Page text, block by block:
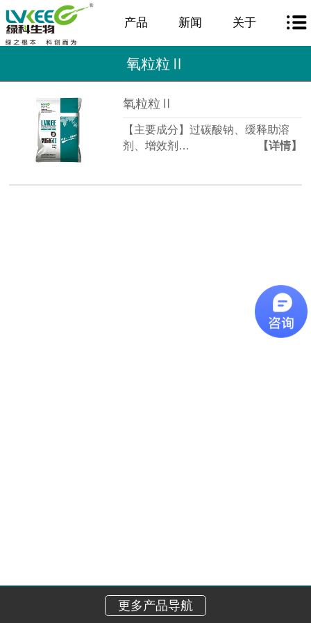
产品 新闻 关于
氧粒粒Ⅱ
氧粒粒Ⅱ
【主要成分】过碳酸钠、缓释助溶
剂、增效剂…
【详情】
更多产品导航